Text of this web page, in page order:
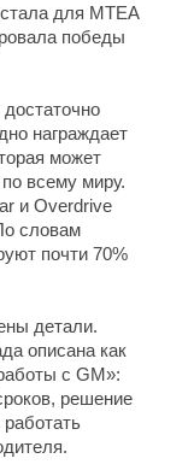
для MTEA
победы
награждает
может
всему миру.
и Overdrive
словам
почти 70%
детали.
описана как
с GM»:
решение